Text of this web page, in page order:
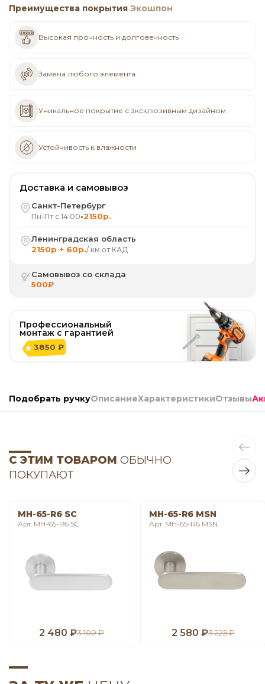
Преимущества покрытия Экошпон
Высокая прочность и долговечность
Замена любого элемента
Уникальное покрытие с эксклюзивным дизайном
Устойчивость к влажности
Доставка и самовывоз
Санкт-Петербург
Пн-Пт с 14:00•2150р.
Ленинградская область
2150р + 60р./ км от КАД
Самовывоз со склада
500₽
Профессиональный
монтаж с гарантией
3850 ₽
Подобрать ручкуОписаниеХарактеристикиОтзывы
С ЭТИМ ТОВАРОМ ОБЫЧНО
ПОКУПАЮТ
MH-65-R6 SC
Арт. MH-65-R6 SC
2 480 ₽3 100 ₽
MH-65-R6 MSN
Арт. MH-65-R6 MSN
2 580 ₽3 225 ₽